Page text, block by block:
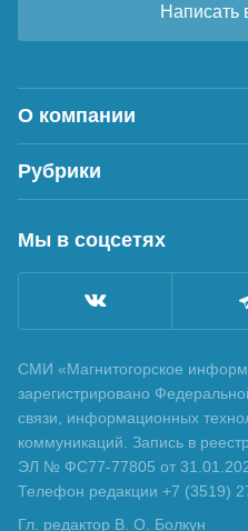
Написать
О компании
Рубрики
Мы в соцсетях
СМИ «Магнитогорское
зарегистрировано
связи, информационных
коммуникаций. Запись в
ЭЛ № ФС77-77805 от
Телефон редакции +7 (3519)
Гл. редактор В. О. Болкун